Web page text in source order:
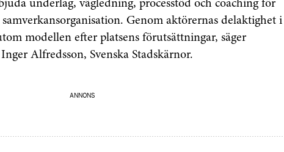
underlag, vägledning, processtöd och coaching för
Genom aktörernas delaktighet i
modellen efter platsens förutsättningar, säger
Alfredsson, Svenska Stadskärnor.
ANNONS